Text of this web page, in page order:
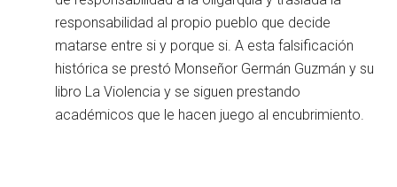
responsabilidad al propio pueblo que decide
matarse entre si y porque si. A esta falsificación
histórica se prestó Monseñor Germán Guzmán y su
libro La Violencia y se siguen prestando
académicos que le hacen juego al encubrimiento.